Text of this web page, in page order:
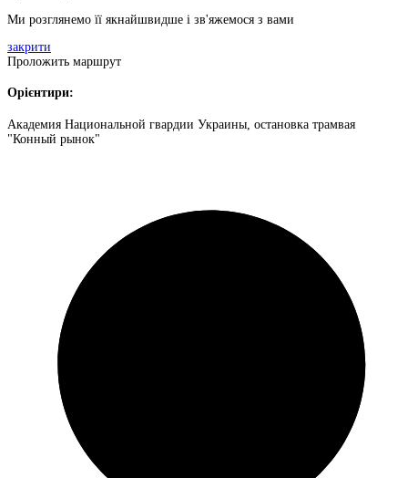
Ми розглянемо її якнайшвидше і зв'яжемося з вами
закрити
Проложить маршрут
Орієнтири:
Академия Национальной гвардии Украины, остановка трамвая
"Конный рынок"